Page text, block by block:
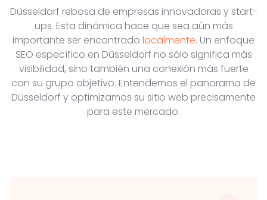
Düsseldorf rebosa de empresas innovadoras y start-
ups. Esta dinámica hace que sea aún más
importante ser encontrado localmente. Un enfoque
SEO específico en Düsseldorf no sólo significa más
visibilidad, sino también una conexión más fuerte
con su grupo objetivo. Entendemos el panorama de
Düsseldorf y optimizamos su sitio web precisamente
para este mercado.